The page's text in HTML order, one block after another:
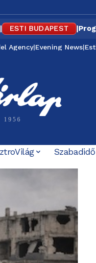
| ESTI BUDAPEST |
Agency|Evening News|
1956
Szabadidő